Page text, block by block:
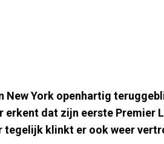
New York openhartig
erkent dat zijn eerste Premier
tegelijk klinkt er ook weer